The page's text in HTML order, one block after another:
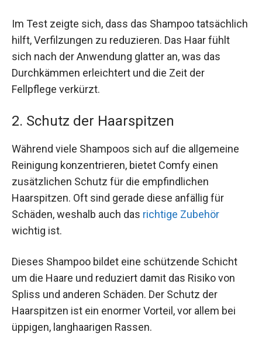
Im Test zeigte sich, dass das Shampoo tatsächlich
hilft, Verfilzungen zu reduzieren. Das Haar fühlt
sich nach der Anwendung glatter an, was das
Durchkämmen erleichtert und die Zeit der
Fellpflege verkürzt.
2. Schutz der Haarspitzen
Während viele Shampoos sich auf die allgemeine
Reinigung konzentrieren, bietet Comfy einen
zusätzlichen Schutz für die empfindlichen
Haarspitzen. Oft sind gerade diese anfällig für
Schäden, weshalb auch das richtige Zubehör
wichtig ist.
Dieses Shampoo bildet eine schützende Schicht
um die Haare und reduziert damit das Risiko von
Spliss und anderen Schäden. Der Schutz der
Haarspitzen ist ein enormer Vorteil, vor allem bei
üppigen, langhaarigen Rassen.